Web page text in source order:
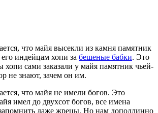
что майя высекли из камня памятник
индейцам хопи за бешеные бабки. Это
сами заказали у майя памятник чьей-
не знают, зачем он им.
что майя не имели богов. Это
имел до двухсот богов, все имена
даже жрецы. Но нам доподлинно